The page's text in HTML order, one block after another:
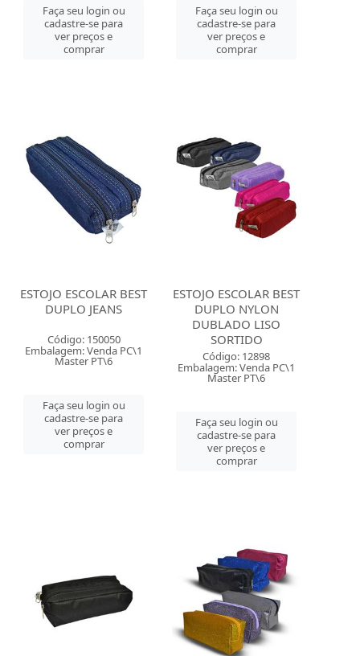
Faça seu login ou
cadastre-se para
ver preços e
comprar
Faça seu login ou
cadastre-se para
ver preços e
comprar
ESTOJO ESCOLAR BEST
DUPLO JEANS
Código: 150050
Embalagem: Venda PC\1
Master PT\6
Faça seu login ou
cadastre-se para
ver preços e
comprar
ESTOJO ESCOLAR BEST
DUPLO NYLON
DUBLADO LISO
SORTIDO
Código: 12898
Embalagem: Venda PC\1
Master PT\6
Faça seu login ou
cadastre-se para
ver preços e
comprar